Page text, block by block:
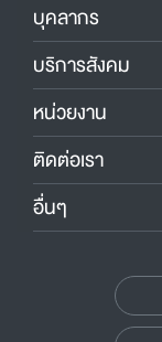
บุคลากร
บริการสังคม
หน่วยงาน
ติดต่อเรา
อื่นๆ